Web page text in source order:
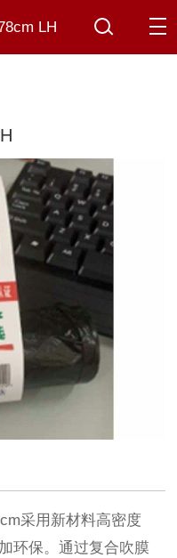
LH
采用新材料高密度
环保。通过复合吹膜